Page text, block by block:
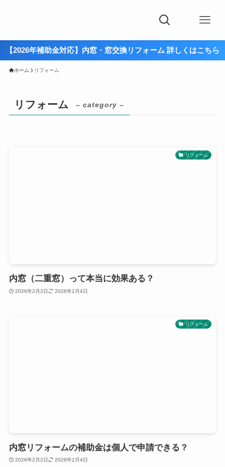
【2026年補助金対応】内窓・窓交換リフォーム 詳しくはこちら
ホーム リフォーム
リフォーム – category –
リフォーム
内窓（二重窓）って本当に効果ある？
2026年2月2日 2026年2月4日
リフォーム
内窓リフォームの補助金は個人で申請できる？
2026年2月2日 2026年2月4日